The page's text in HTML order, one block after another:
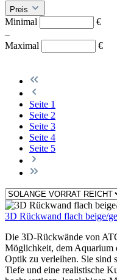
Preis
Minimal
€
–
Maximal
€
Seite 1
Seite 2
Seite 3
Seite 4
Seite 5
3D Rückwand flach beige/
Die 3D-Rückwände von
Möglichkeit, dem Aquarium
Optik zu verleihen. Sie sind
Tiefe und eine realistische